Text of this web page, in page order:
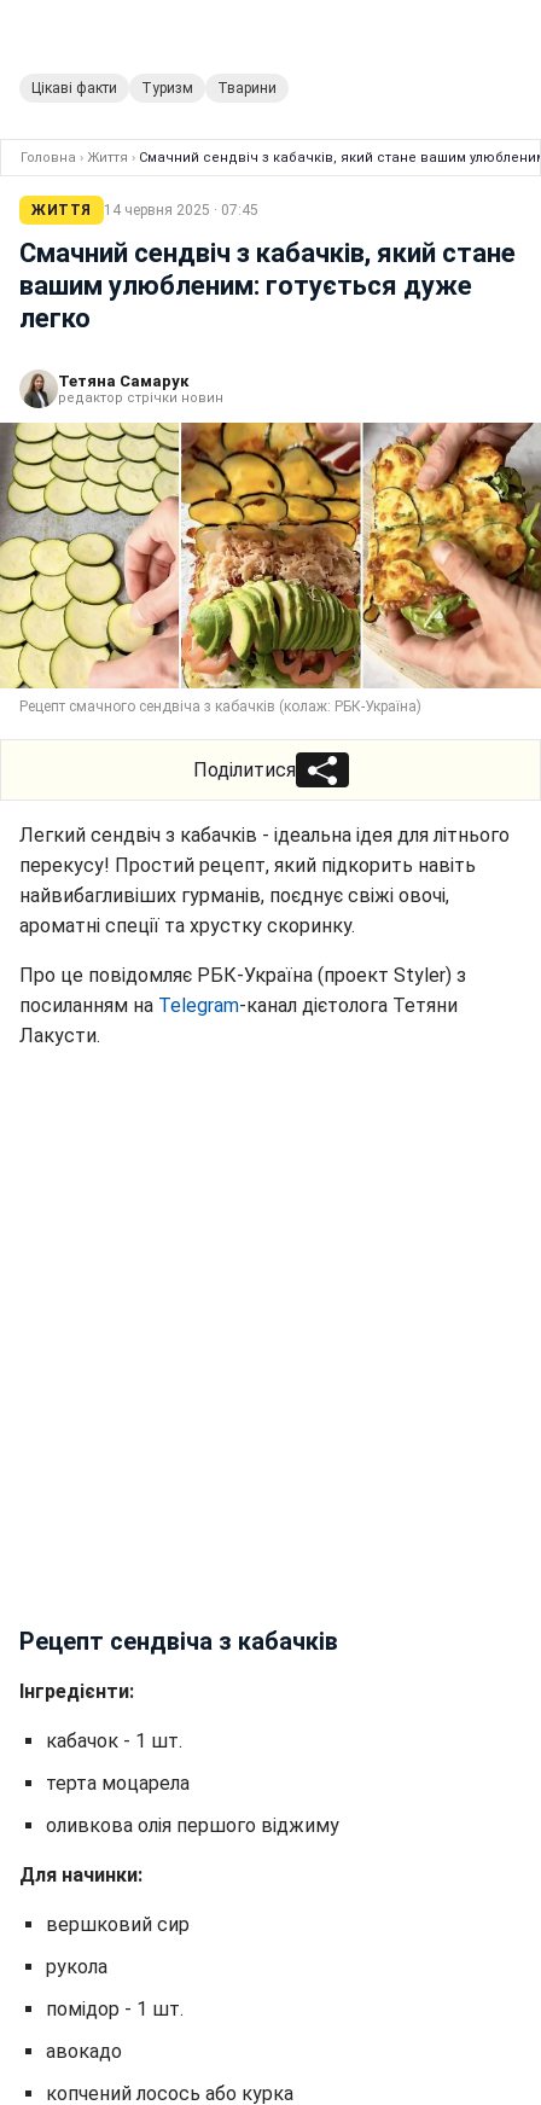
Цікаві факти Туризм Тварини
Головна › Життя › Смачний сендвіч з кабачків, який стане вашим
ЖИТТЯ 14 червня 2025 · 07:45
Смачний сендвіч з кабачків, який стане
вашим улюбленим: готується дуже
легко
Тетяна Самарук
редактор стрічки новин
Рецепт смачного сендвіча з кабачків (колаж: РБК-Україна)
Поділитися
Легкий сендвіч з кабачків - ідеальна ідея для літнього
перекусу! Простий рецепт, який підкорить навіть
найвибагливіших гурманів, поєднує свіжі овочі,
ароматні спеції та хрустку скоринку.
Про це повідомляє РБК-Україна (проект Styler) з
посиланням на Telegram-канал дієтолога Тетяни
Лакусти.
Рецепт сендвіча з кабачків
Інгредієнти:
кабачок - 1 шт.
терта моцарела
оливкова олія першого віджиму
Для начинки:
вершковий сир
рукола
помідор - 1 шт.
авокадо
копчений лосось або курка